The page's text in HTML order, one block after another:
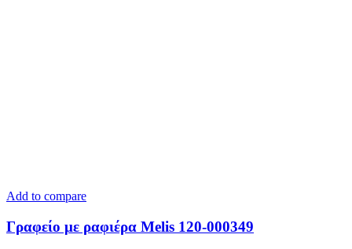
Add to compare
Γραφείο με ραφιέρα Melis 120-000349